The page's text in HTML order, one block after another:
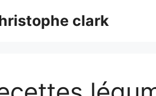
clark